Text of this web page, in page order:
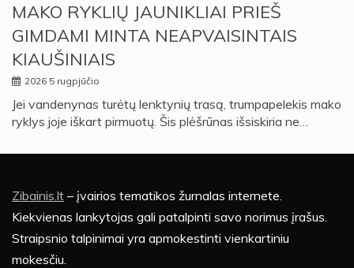
MAKO RYKLIŲ JAUNIKLIAI PRIEŠ
GIMDAMI MINTA NEAPVAISINTAIS
KIAUŠINIAIS
2026 5 rugpjūčio
Jei vandenynas turėtų lenktynių trasą, trumpapelekis mako
ryklys joje iškart pirmuotų. Šis plėšrūnas išsiskiria ne…
Zibainis.lt – įvairios tematikos žurnalas internete.
Kiekvienas lankytojas gali patalpinti savo norimus įrašus.
Straipsnio talpinimai yra apmokestinti vienkartiniu
mokesčiu.